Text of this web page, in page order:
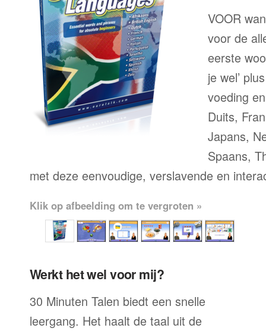
VOOR
voor de
eerste
je wel’
voeding
Duits,
Japans,
Spaans,
met deze eenvoudige, verslavende en
Klik op afbeelding om te vergroten »
Werkt het wel voor mij?
30 Minuten Talen biedt een snelle
leergang. Het haalt de taal uit de